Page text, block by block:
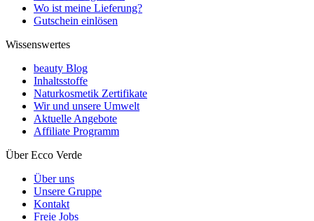
Wo ist meine Lieferung?
Gutschein einlösen
Wissenswertes
beauty Blog
Inhaltsstoffe
Naturkosmetik Zertifikate
Wir und unsere Umwelt
Aktuelle Angebote
Affiliate Programm
Über Ecco Verde
Über uns
Unsere Gruppe
Kontakt
Freie Jobs